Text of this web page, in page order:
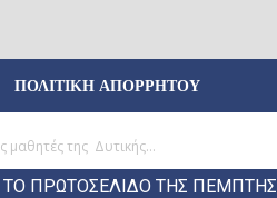
ΠΟΛΙΤΙΚΉ ΑΠΟΡΡΉΤΟΥ
μαθητές της Δυτικής...
ΤΟ ΠΡΩΤΟΣΕΛΙΔΟ ΤΗΣ ΠΕΜΠΤΗΣ